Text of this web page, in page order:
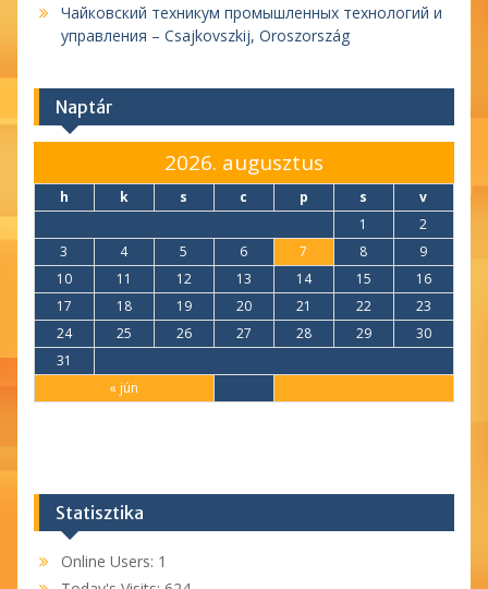
Чайковский техникум промышленных технологий и
управления – Csajkovszkij, Oroszország
Naptár
2026. augusztus
h k s c p s v
« jún
1
2
3
4 5 6 7 8
9
10
11 12 13 14 15
16
17
18 19 20 21 22
23
24
25 26 27 28 29
30
31
Statisztika
Online Users: 1